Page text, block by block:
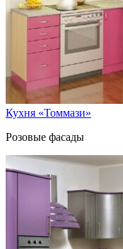
Кухня «Томмази»
Розовые фасады